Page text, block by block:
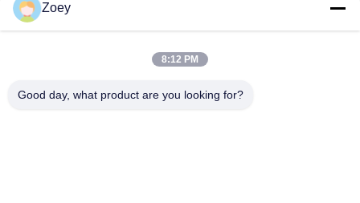
OEM FL3Z3084B FL3Z3085B FL343A188A ΑΝΤΙΔΡΑΣΤΗΡΙΟ
ΨΑΛΙΔΙΟΥ ΓΙΑ FORD F-150 EXTENDED
OEM FL3Z3050B FL3Z-3050-C ΣΦΑΙΡΙΚΗ ΑΡΘΡΩΣΗ ΓΙΑ FORD F-
Zoey
8:12 PM
Good day, what product are you looking for?